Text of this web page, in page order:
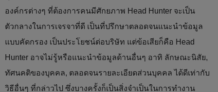
องค์กรต่างๆ ที่ต้องการคนมีศักยภาพ Head Hunter จะเป็น
ตัวกลางในการเจรจาที่ดี เป็นที่ปรึกษาตลอดจนแนะนำข้อมูล
แบบคัดกรอง เป็นประโยชน์ต่อบริษัท แต่ข้อเสียก็คือ Head
Hunter อาจไม่รู้หรือแนะนำข้อมูลด้านอื่นๆ อาทิ ลักษณะนิสัย,
ทัศนคติของบุคคล, ตลอดจนรายละเอียดส่วนบุคคล ได้ดีเท่ากับ
วิธีอื่นๆ ที่กล่าวไป ซึ่งบางครั้งก็เป็นสิ่งจำเป็นในการทำงาน